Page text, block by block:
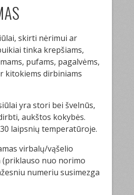
skirti nėrimui ar
tinka krepšiams,
pufams, pagalvėms,
kitokiems dirbiniams
yra stori bei švelnūs,
aukštos kokybės.
laipsnių temperatūroje.
virbalų/vąšelio
(priklauso nuo norimo
numeriu susimezga